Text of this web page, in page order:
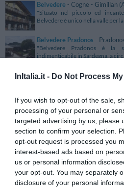
InItalia.it - Do Not Process
If you wish to opt-out of the sale,
processing of your personal or
targeted advertising by us, please
section to confirm your selection.
opt-out request is processed you
interest-based ads based on
us or personal information
your opt-out. You may separately
disclosure of your personal
Belvedere - Cogne - Gimillan
"Situato nel piccolo ed
Belvedere è unico nella valle per
Belvedere Pradonos -
"Belvedere Pradonos è la
indimenticabile in Sardegna, a
Belvedere Resort ai Colli -
distanza da Padova e dalle città
Benny Hotel - Catanzaro - Via
"Il Benny Hotel è un moderno
circa 1 km dal centro di
Bentley Hotel - Genova - Via
"Il Bentley Hotel è un
posizione ottimale rispetto al
Berg Hotel- Bergamo - Via